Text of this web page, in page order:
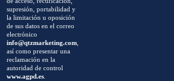
supresión, portabilidad y
la limitación u oposición
de sus datos en el correo
electrónico
info@qtzmarketing.com
así como presentar una
reclamación en la
autoridad de control
www.agpd.es